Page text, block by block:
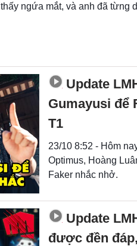
thấy ngứa mắt, và anh đã từng
Update
Gumayusi để
T1
23/10 8:52 - Hôm
Optimus, Hoàng
Faker nhắc nhở.
Update
được đền